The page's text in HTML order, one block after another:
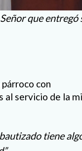
que entregó
con
al servicio de la
tiene